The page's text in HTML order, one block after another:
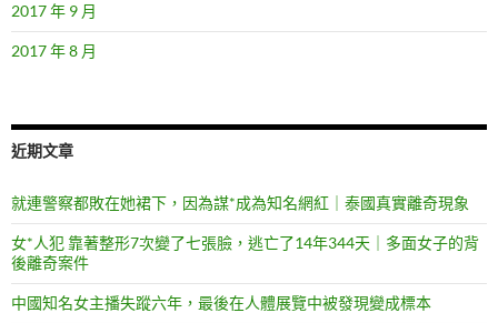
2017 年 9 月
2017 年 8 月
近期文章
就連警察都敗在她裙下，因為謀*成為知名網紅｜泰國真實離奇現象
女*人犯 靠著整形7次變了七張臉，逃亡了14年344天｜多面女子的背
後離奇案件
中國知名女主播失蹤六年，最後在人體展覽中被發現變成標本